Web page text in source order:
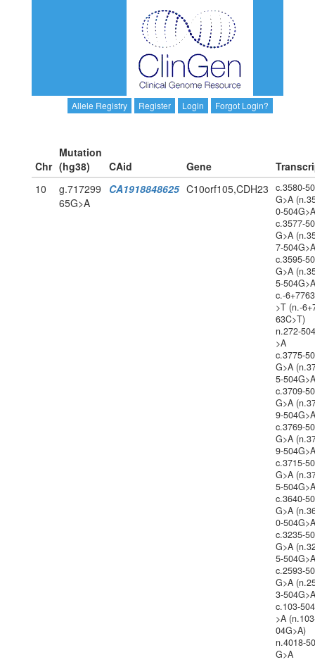
Allele Registry Register Login Forgot Login?
Chr
Mutation
(hg38)
CAid Gene
10
g.717299
65G>A
CA1918848625 C10orf105,CDH23
c.3580-
G>A
0-
c.3577-
G>A
7-
c.3595-
G>A
5-
c.-
>T (n.-
63C>T)
n.272-
>A
c.3775-
G>A
5-
c.3709-
G>A
9-
c.3769-
G>A
9-
c.3715-
G>A
5-
c.3640-
G>A
0-
c.3235-
G>A
5-
c.2593-
G>A
3-
c.103-
>A
04G>A)
n.4018-
G>A